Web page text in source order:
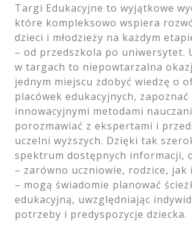
Targi Edukacyjne to wyjątkowe
które kompleksowo wspiera
dzieci i młodzieży na każdym
– od przedszkola po uniwersytet.
w targach to niepowtarzalna
jednym miejscu zdobyć wiedzę o
placówek edukacyjnych, zapoznać
innowacyjnymi metodami
porozmawiać z ekspertami i
uczelni wyższych. Dzięki tak
spektrum dostępnych informacji,
– zarówno uczniowie, rodzice, jak
– mogą świadomie planować
edukacyjną, uwzględniając
potrzeby i predyspozycje dziecka.